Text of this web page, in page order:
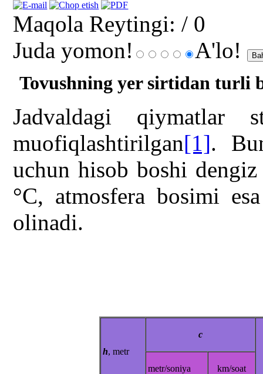
Maqola Reytingi: / 0
Juda yomon!
A'lo!
Tovushning yer sirtidan turli
Jadvaldagi qiymatlar
muofiqlashtirilgan[1].
uchun hisob boshi
°C, atmosfera bosimi
olinadi.
h, metr
c
metr/soniya km/soat